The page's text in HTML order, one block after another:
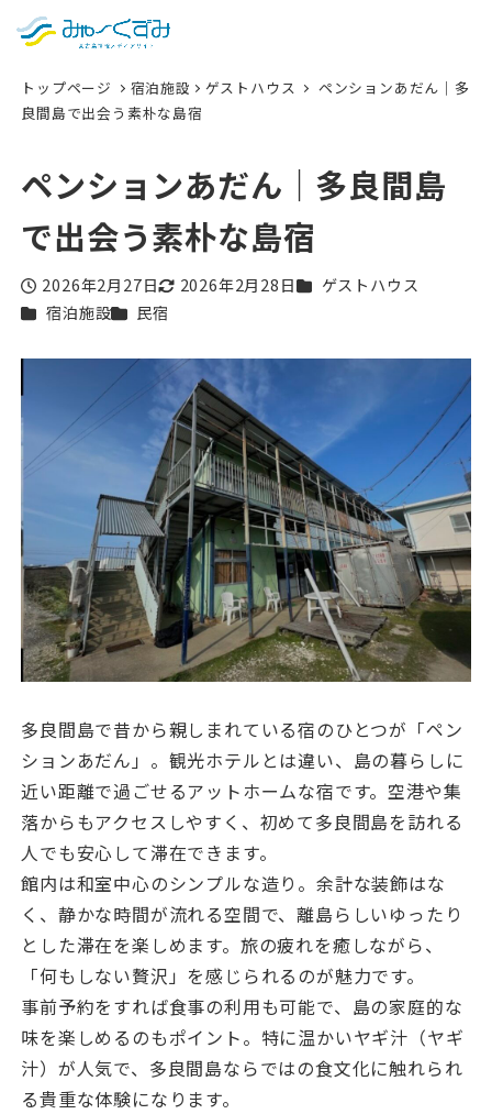
한국어
検索
トップページ 宿泊施設 ゲストハウス
ペンションあだん｜多
良間島で出会う素朴な島宿
ペンションあだん｜多良間島
で出会う素朴な島宿
投稿日
2026年2月27日
更新日
2026年2月28日カテゴリー
ゲストハウス
カテゴリー
宿泊施設カテゴリー
民宿
多良間島で昔から親しまれている宿のひとつが「ペン
ションあだん」。観光ホテルとは違い、島の暮らしに
近い距離で過ごせるアットホームな宿です。空港や集
落からもアクセスしやすく、初めて多良間島を訪れる
人でも安心して滞在できます。
館内は和室中心のシンプルな造り。余計な装飾はな
く、静かな時間が流れる空間で、離島らしいゆったり
とした滞在を楽しめます。旅の疲れを癒しながら、
「何もしない贅沢」を感じられるのが魅力です。
事前予約をすれば食事の利用も可能で、島の家庭的な
味を楽しめるのもポイント。特に温かいヤギ汁（ヤギ
汁）が人気で、多良間島ならではの食文化に触れられ
る貴重な体験になります。